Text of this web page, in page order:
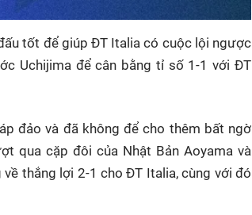
tốt để giúp ĐT Italia có cuộc lội ngược
Uchijima để cân bằng tỉ số 1-1 với ĐT
đảo và đã không để cho thêm bất ngờ
qua cặp đôi của Nhật Bản Aoyama và
thắng lợi 2-1 cho ĐT Italia, cùng với đó